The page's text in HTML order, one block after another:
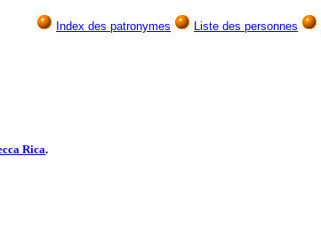
Index des patronymes Liste des personnes
Rica.